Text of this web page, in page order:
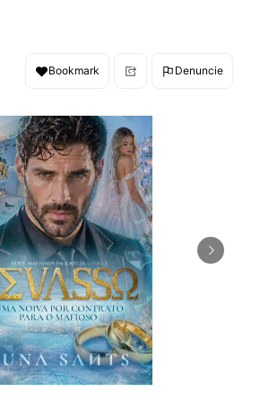
Bookmark Denuncie